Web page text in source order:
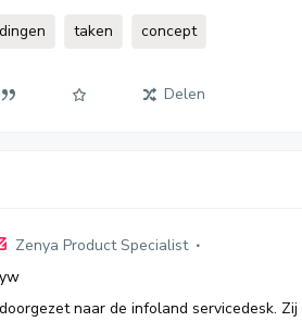
taken concept
Delen
Zenya Product Specialist
naar de infoland servicedesk.